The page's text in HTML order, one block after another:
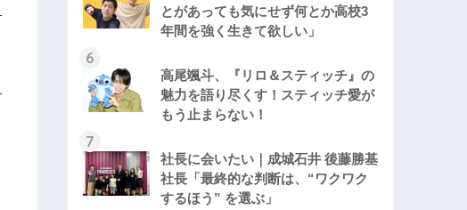
とがあっても気にせず何とか高校3
年間を強く生きて欲しい」
高尾颯斗、『リロ＆スティッチ』の
魅力を語り尽くす！スティッチ愛が
もう止まらない！
社長に会いたい｜成城石井 後藤勝基
社長「最終的な判断は、“ワクワク
するほう” を選ぶ」